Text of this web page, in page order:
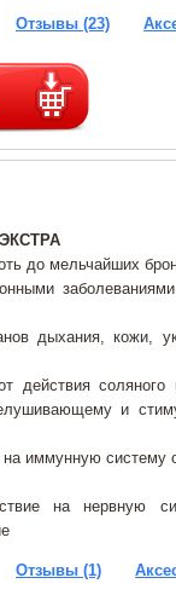
Отзывы (23)
до мельчайших
дыхания, кожи,
действия
и
иммунную систему
на нервную
Отзывы (1)